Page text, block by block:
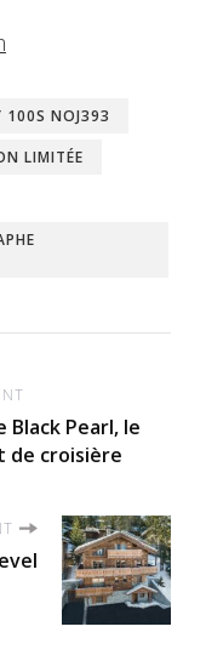
100S NOJ393
LIMITÉE
Pearl, le
de croisière